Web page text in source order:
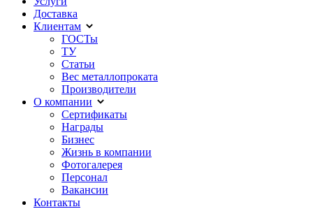
Доставка
Клиентам
ГОСТы
ТУ
Статьи
Вес металлопроката
Производители
О компании
Сертификаты
Награды
Бизнес
Жизнь в компании
Фотогалерея
Персонал
Вакансии
Контакты